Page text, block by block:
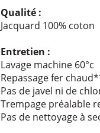
Qualité :
Jacquard 100% coton
Entre­tien :
Lavage machine 60°c
Repas­sage fer
Pas de javel ni de
Trem­page préa­lable
Pas de nettoyage à